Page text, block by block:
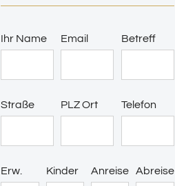
Ihr Name Email Betreff
Straße PLZ Ort Telefon
Erw. Kinder Anreise Abreise